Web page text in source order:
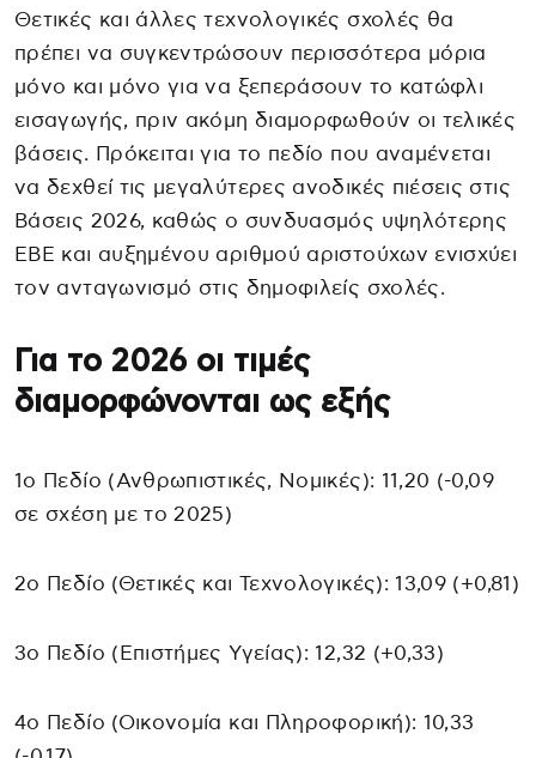
Θετικές και άλλες τεχνολογικές σχολές θα
πρέπει να συγκεντρώσουν περισσότερα μόρια
μόνο και μόνο για να ξεπεράσουν το κατώφλι
εισαγωγής, πριν ακόμη διαμορφωθούν οι τελικές
βάσεις. Πρόκειται για το πεδίο που αναμένεται
να δεχθεί τις μεγαλύτερες ανοδικές πιέσεις στις
Βάσεις 2026, καθώς ο συνδυασμός υψηλότερης
ΕΒΕ και αυξημένου αριθμού αριστούχων ενισχύει
τον ανταγωνισμό στις δημοφιλείς σχολές.
Για το 2026 οι τιμές
διαμορφώνονται ως εξής
1ο Πεδίο (Ανθρωπιστικές, Νομικές): 11,20 (-0,09
σε σχέση με το 2025)
2ο Πεδίο (Θετικές και Τεχνολογικές): 13,09 (+0,81)
3ο Πεδίο (Επιστήμες Υγείας): 12,32 (+0,33)
4ο Πεδίο (Οικονομία και Πληροφορική): 10,33